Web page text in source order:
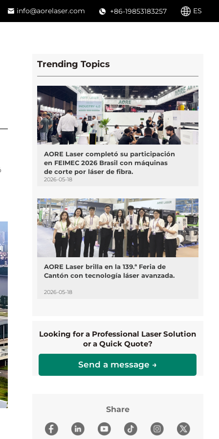
info@aorelaser.com +86-19853183257 ES
Trending Topics
AORE Laser completó su participación
en FEIMEC 2026 Brasil con máquinas
de corte por láser de fibra.
2026-05-18
AORE Laser brilla en la 139.ª Feria de
Cantón con tecnología láser avanzada.
2026-05-18
Looking for a Professional Laser Solution
or a Quick Quote?
Send a message →
Share